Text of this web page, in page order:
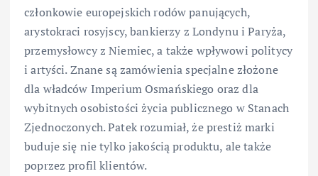
członkowie europejskich rodów panujących,
arystokraci rosyjscy, bankierzy z Londynu i Paryża,
przemysłowcy z Niemiec, a także wpływowi politycy
i artyści. Znane są zamówienia specjalne złożone
dla władców Imperium Osmańskiego oraz dla
wybitnych osobistości życia publicznego w Stanach
Zjednoczonych. Patek rozumiał, że prestiż marki
buduje się nie tylko jakością produktu, ale także
poprzez profil klientów.